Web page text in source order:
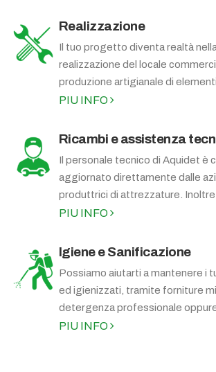
Realizzazione
Il tuo progetto diventa realtà
realizzazione del locale
produzione artigianale di elementi
PIU INFO
Ricambi e assistenza
Il personale tecnico di Aquidet è
aggiornato direttamente dalle
produttrici di attrezzature.
PIU INFO
Igiene e Sanificazione
Possiamo aiutarti a mantenere i
ed igienizzati, tramite forniture
detergenza professionale oppure
PIU INFO